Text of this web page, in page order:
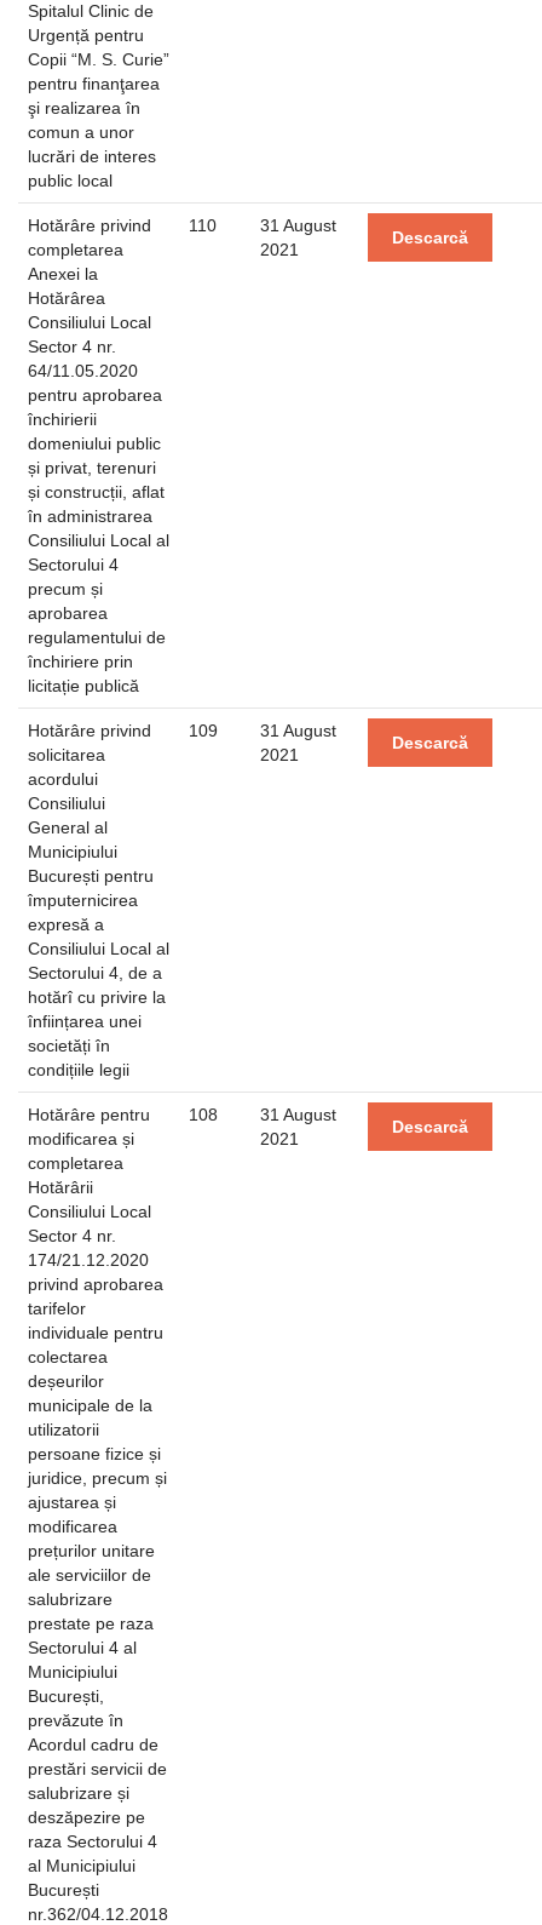
Spitalul Clinic de
Urgență pentru
Copii “M. S. Curie”
pentru finanţarea
şi realizarea în
comun a unor
lucrări de interes
public local
Hotărâre privind
completarea
Anexei la
Hotărârea
Consiliului Local
Sector 4 nr.
64/11.05.2020
pentru aprobarea
închirierii
domeniului public
și privat, terenuri
și construcții, aflat
în administrarea
Consiliului Local al
Sectorului 4
precum și
aprobarea
regulamentului de
închiriere prin
licitație publică
110
31 August
2021
Descarcă
Hotărâre privind
solicitarea
acordului
Consiliului
General al
Municipiului
București pentru
împuternicirea
expresă a
Consiliului Local al
Sectorului 4, de a
hotărî cu privire la
înființarea unei
societăți în
condițiile legii
109
31 August
2021
Descarcă
Hotărâre pentru
modificarea și
completarea
Hotărârii
Consiliului Local
Sector 4 nr.
174/21.12.2020
privind aprobarea
tarifelor
individuale pentru
colectarea
deșeurilor
municipale de la
utilizatorii
persoane fizice și
juridice, precum și
ajustarea și
modificarea
prețurilor unitare
ale serviciilor de
salubrizare
prestate pe raza
Sectorului 4 al
Municipiului
București,
prevăzute în
Acordul cadru de
prestări servicii de
salubrizare și
deszăpezire pe
raza Sectorului 4
al Municipiului
București
nr.362/04.12.2018
108
31 August
2021
Descarcă